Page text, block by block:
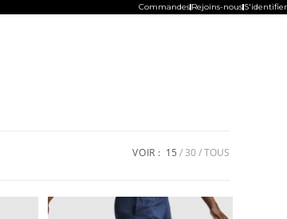
Commandes Rejoins-nous S'identifier
VOIR : 15 30 TOUS